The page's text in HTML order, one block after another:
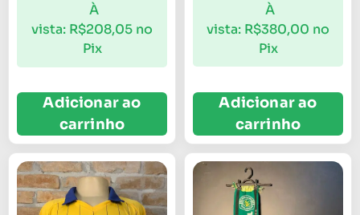
À
vista: R$208,05 no
Pix
Adicionar ao
carrinho
À
vista: R$380,00 no
Pix
Adicionar ao
carrinho